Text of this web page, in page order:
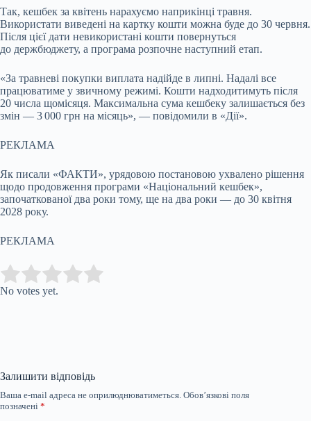
Так, кешбек за квітень нарахуємо наприкінці травня.
Використати виведені на картку кошти можна буде до 30 червня.
Після цієї дати невикористані кошти повернуться
до держбюджету, а програма розпочне наступний етап.
«За травневі покупки виплата надійде в липні. Надалі все
працюватиме у звичному режимі. Кошти надходитимуть після
20 числа щомісяця. Максимальна сума кешбеку залишається без
змін — 3 000 грн на місяць», — повідомили в «Дії».
РЕКЛАМА
Як писали «ФАКТИ», урядовою постановою ухвалено рішення
щодо продовження програми «Національний кешбек»,
започаткованої два роки тому, ще на два роки — до 30 квітня
2028 року.
РЕКЛАМА
Rate this item:
No votes yet.
Залишити відповідь
Ваша e-mail адреса не оприлюднюватиметься. Обов’язкові поля
позначені *